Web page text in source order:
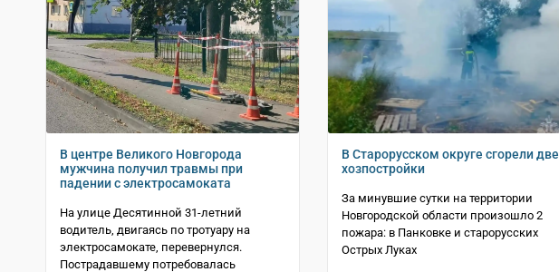
В центре Великого Новгорода
мужчина получил травмы при
падении с электросамоката
На улице Десятинной 31-летний
водитель, двигаясь по тротуару на
электросамокате, перевернулся.
Пострадавшему потребовалась
В Старорусском округе сгорели две
хозпостройки
За минувшие сутки на территории
Новгородской области произошло 2
пожара: в Панковке и старорусских
Острых Луках